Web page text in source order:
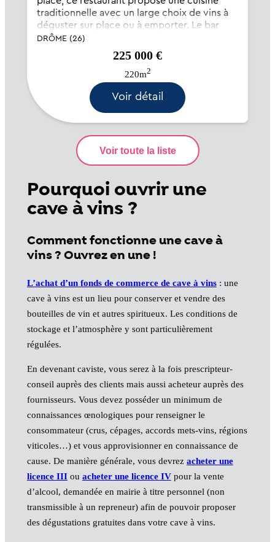
traditionnelle avec un large choix de vins à
déguster sur place ou à emporter. Le bar
dispose également de la licence IV. Clientèle
locale et fidèle toute l'année da...
DRÔME (26)
225 000 €
220m2
Voir détail
Pourquoi ouvrir une
cave à vins ?
Comment fonctionne une cave à
vins ? Ouvrez en une !
L’achat d’un fonds de commerce de cave à vins: une
cave à vins est un lieu pour conserver et vendre des
bouteilles de vin et autres spiritueux. Les conditions de
stockage et l’atmosphère y sont particulièrement
régulées.
En devenant caviste, vous serez à la fois prescripteur-
conseil auprès des clients mais aussi acheteur auprès des
fournisseurs. Vous devez posséder un minimum de
connaissances œnologiques pour renseigner le
consommateur (crus, cépages, accords mets-vins, régions
viticoles…) et vous approvisionner en connaissance de
cause. De manière générale, vous devrez acheter une
licence IIIou acheter une licence IVpour la vente
d’alcool, demandée en mairie à titre personnel (non
transmissible à un repreneur) afin de pouvoir proposer
des dégustations gratuites dans votre cave à vins.